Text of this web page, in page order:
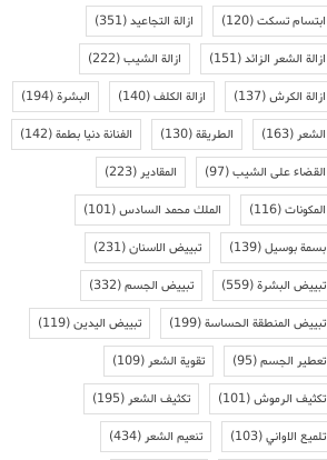
ابتسام تسكت(120) ازالة التجاعيد(351)
ازالة الشعر الزائد(151) ازالة الشيب(222)
ازالة الكرش(137) ازالة الكلف(140) البشرة(194)
الشعر(163) الطريقة(130) الفنانة دنيا بطمة(142)
القضاء على الشيب(97) المقادير(223)
المكونات(116) الملك محمد السادس(101)
بسمة بوسيل(139) تبييض الاسنان(231)
تبييض البشرة(559) تبييض الجسم(332)
تبييض المنطقة الحساسة(199) تبييض اليدين(119)
تعطير الجسم(95) تقوية الشعر(109)
تكثيف الرموش(101) تكثيف الشعر(195)
تلميع الاواني(103) تنعيم الشعر(434)